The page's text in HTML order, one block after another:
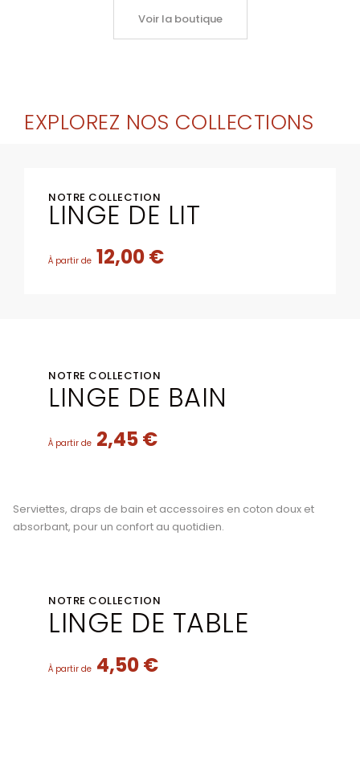
Voir la boutique
EXPLOREZ NOS COLLECTIONS
NOTRE COLLECTION
LINGE DE LIT
À partir de 12,00 €
NOTRE COLLECTION
LINGE DE BAIN
À partir de 2,45 €
Serviettes, draps de bain et accessoires en coton doux et
absorbant, pour un confort au quotidien.
NOTRE COLLECTION
LINGE DE TABLE
À partir de 4,50 €